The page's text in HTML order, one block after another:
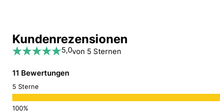
Kundenrezensionen
5,0von 5 Sternen
11 Bewertungen
5 Sterne